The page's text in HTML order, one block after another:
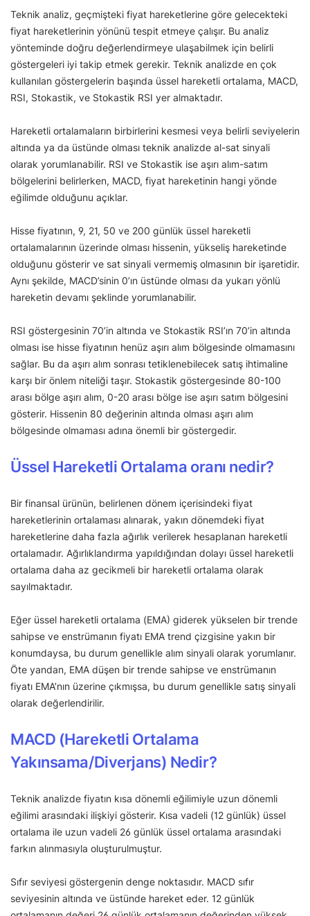
Teknik analiz, geçmişteki fiyat hareketlerine göre gelecekteki
fiyat hareketlerinin yönünü tespit etmeye çalışır. Bu analiz
yönteminde doğru değerlendirmeye ulaşabilmek için belirli
göstergeleri iyi takip etmek gerekir. Teknik analizde en çok
kullanılan göstergelerin başında üssel hareketli ortalama, MACD,
RSI, Stokastik, ve Stokastik RSI yer almaktadır.
Hareketli ortalamaların birbirlerini kesmesi veya belirli seviyelerin
altında ya da üstünde olması teknik analizde al-sat sinyali
olarak yorumlanabilir. RSI ve Stokastik ise aşırı alım-satım
bölgelerini belirlerken, MACD, fiyat hareketinin hangi yönde
eğilimde olduğunu açıklar.
Hisse fiyatının, 9, 21, 50 ve 200 günlük üssel hareketli
ortalamalarının üzerinde olması hissenin, yükseliş hareketinde
olduğunu gösterir ve sat sinyali vermemiş olmasının bir işaretidir.
Aynı şekilde, MACD’sinin 0’ın üstünde olması da yukarı yönlü
hareketin devamı şeklinde yorumlanabilir.
RSI göstergesinin 70’in altında ve Stokastik RSI’ın 70’in altında
olması ise hisse fiyatının henüz aşırı alım bölgesinde olmamasını
sağlar. Bu da aşırı alım sonrası tetiklenebilecek satış ihtimaline
karşı bir önlem niteliği taşır. Stokastik göstergesinde 80-100
arası bölge aşırı alım, 0-20 arası bölge ise aşırı satım bölgesini
gösterir. Hissenin 80 değerinin altında olması aşırı alım
bölgesinde olmaması adına önemli bir göstergedir.
Üssel Hareketli Ortalama oranı nedir?
Bir finansal ürünün, belirlenen dönem içerisindeki fiyat
hareketlerinin ortalaması alınarak, yakın dönemdeki fiyat
hareketlerine daha fazla ağırlık verilerek hesaplanan hareketli
ortalamadır. Ağırlıklandırma yapıldığından dolayı üssel hareketli
ortalama daha az gecikmeli bir hareketli ortalama olarak
sayılmaktadır.
Eğer üssel hareketli ortalama (EMA) giderek yükselen bir trende
sahipse ve enstrümanın fiyatı EMA trend çizgisine yakın bir
konumdaysa, bu durum genellikle alım sinyali olarak yorumlanır.
Öte yandan, EMA düşen bir trende sahipse ve enstrümanın
fiyatı EMA’nın üzerine çıkmışsa, bu durum genellikle satış sinyali
olarak değerlendirilir.
MACD (Hareketli Ortalama
Yakınsama/Diverjans) Nedir?
Teknik analizde fiyatın kısa dönemli eğilimiyle uzun dönemli
eğilimi arasındaki ilişkiyi gösterir. Kısa vadeli (12 günlük) üssel
ortalama ile uzun vadeli 26 günlük üssel ortalama arasındaki
farkın alınmasıyla oluşturulmuştur.
Sıfır seviyesi göstergenin denge noktasıdır. MACD sıfır
seviyesinin altında ve üstünde hareket eder. 12 günlük